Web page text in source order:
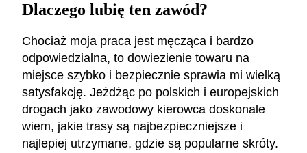
Dlaczego lubię ten zawód?
Chociaż moja praca jest męcząca i bardzo
odpowiedzialna, to dowiezienie towaru na
miejsce szybko i bezpiecznie sprawia mi wielką
satysfakcję. Jeżdżąc po polskich i europejskich
drogach jako zawodowy kierowca doskonale
wiem, jakie trasy są najbezpieczniejsze i
najlepiej utrzymane, gdzie są popularne skróty.